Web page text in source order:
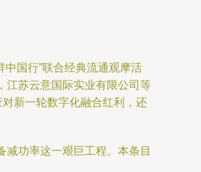
国行”联合经典流通观摩活
苏云意国际实业有限公司等
新一轮数字化融合红利，还
功率这一艰巨工程。本条目